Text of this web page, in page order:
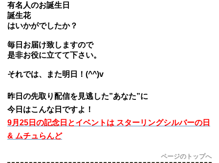
有名人のお誕生日
誕生花
はいかがでしたか？
毎日お届け致しますので
是非お役に立てて下さい。
それでは、また明日！(^^)v
昨日の先取り配信を見逃した”あなた”に
今日はこんな日ですよ！
9月25日の記念日とイベントは スターリングシルバーの日
& ムチュらんど
ページのトップへ